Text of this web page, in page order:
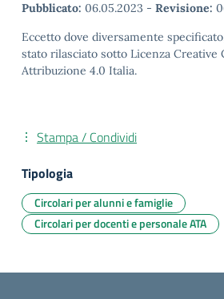
Pubblicato: 06.05.2023 - Revisione:
Eccetto dove diversamente
stato rilasciato sotto Licenza Creative
Attribuzione 4.0 Italia.
Stampa / Condividi
Tipologia
Circolari per alunni e famiglie
Circolari per docenti e personale ATA